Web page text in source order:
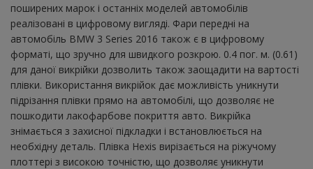
поширених марок і останніх моделей автомобілів
реалізовані в цифровому вигляді. Фари передні на
автомобіль BMW 3 Series 2016 також є в цифровому
форматі, що зручно для швидкого розкрою. 0.4 пог. м. (0.61)
для даної викрійки дозволить також заощадити на вартості
плівки. Використання викрійок дає можливість уникнути
підрізання плівки прямо на автомобілі, що дозволяє не
пошкодити лакофарбове покриття авто. Викрійка
знімається з захисної підкладки і встановлюється на
необхідну деталь. Плівка Hexis вирізається на ріжучому
плоттері з високою точністю, що дозволяє уникнути